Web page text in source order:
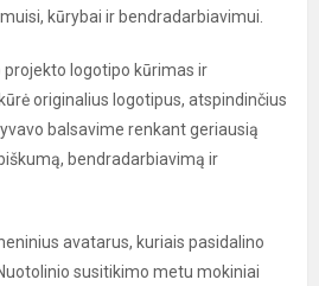
kūrybai ir bendradarbiavimui.
logotipo kūrimas ir
originalius logotipus, atspindinčius
balsavime renkant geriausią
bendradarbiavimą ir
avatarus, kuriais pasidalino
susitikimo metu mokiniai